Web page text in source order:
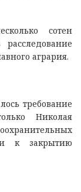
сотен
агрария.
требование
Николая
к закрытию